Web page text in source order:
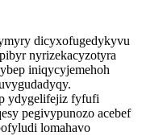
dicyxofugedykyvu
nyrizekacyzotyra
iniqycyjemehoh
ydygelifejiz fyfufi
pegivypunozo acebef
lomahavo